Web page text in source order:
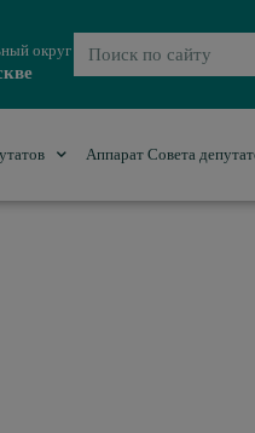
округ
Аппарат Совета